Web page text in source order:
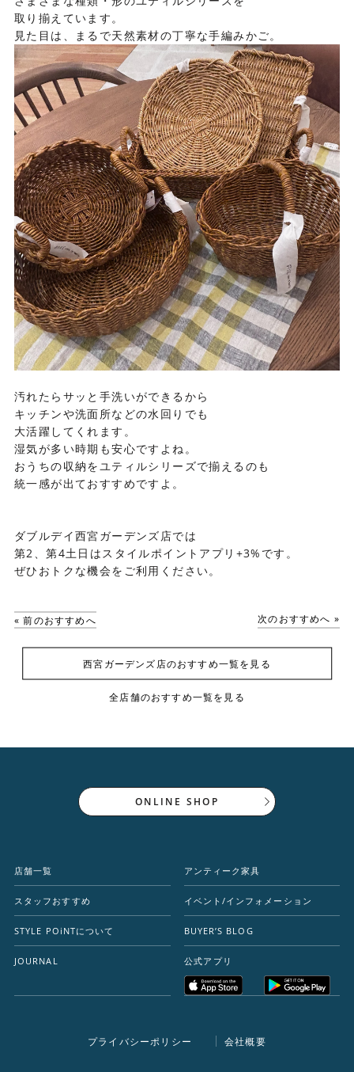
取り揃えています。
見た目は、まるで天然素材の丁寧な手編みかご。
汚れたらサッと手洗いができるから
キッチンや洗面所などの水回りでも
大活躍してくれます。
湿気が多い時期も安心ですよね。
おうちの収納をユティルシリーズで揃えるのも
統一感が出ておすすめですよ。
ダブルデイ西宮ガーデンズ店では
第2、第4土日はスタイルポイントアプリ+3%です。
ぜひおトクな機会をご利用ください。
« 前のおすすめへ
西宮ガーデンズ店のおすすめ一覧を見る
全店舗のおすすめ一覧を見る
次のおすすめへ »
ONLINE SHOP
店舗一覧 アンティーク家具
スタッフおすすめ イベント/インフォメーション
STYLE POiNTについて BUYER’S BLOG
JOURNAL 公式アプリ
プライバシーポリシー 会社概要